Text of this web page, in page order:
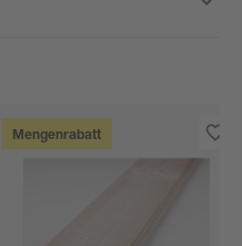
Mengenrabatt